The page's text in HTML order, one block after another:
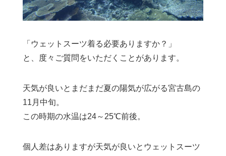
「ウェットスーツ着る必要ありますか？」
と、度々ご質問をいただくことがあります。
天気が良いとまだまだ夏の陽気が広がる宮古島の
11月中旬。
この時期の水温は24～25℃前後。
個人差はありますが天気が良いとウェットスーツ